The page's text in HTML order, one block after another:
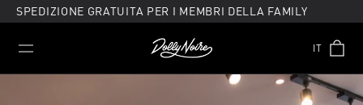
SPEDIZIONE GRATUITA PER I MEMBRI DELLA FAMILY
IT